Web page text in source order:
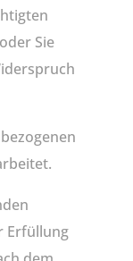
Sie
Erfüllung